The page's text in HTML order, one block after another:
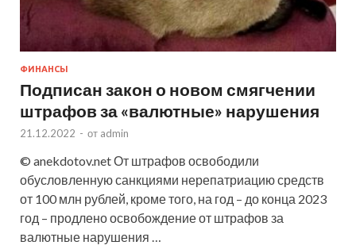
ФИНАНСЫ
Подписан закон о новом смягчении
штрафов за «валютные» нарушения
21.12.2022 - от admin
© anekdotov.net От штрафов освободили
обусловленную санкциями нерепатриацию средств
от 100 млн рублей, кроме того, на год – до конца 2023
год – продлено освобождение от штрафов за
валютные нарушения …